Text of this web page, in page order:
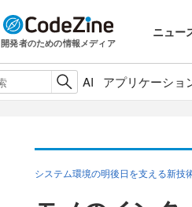
開発者のための情報メディア
ニュー
AI アプリケーショ
システム環境の明後日を支える新技